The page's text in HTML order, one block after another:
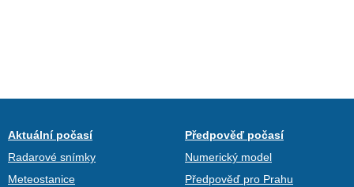
Aktuální počasí
Radarové snímky
Meteostanice
Předpověď počasí
Numerický model
Předpověď pro Prahu